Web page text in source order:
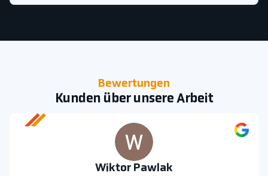
Bewertungen
Kunden über unsere Arbeit
Wiktor Pawlak